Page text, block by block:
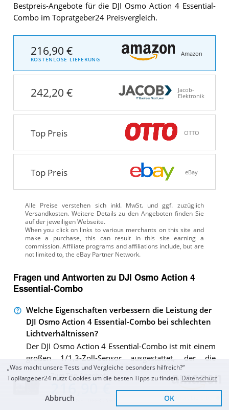
Zum Top Angebot
KOSTENLOSE LIEFERUNG Sofort Lieferbar
Bestpreis-Angebote für die DJI Osmo Action 4 Essential-
Combo im Topratgeber24 Preisvergleich.
216,90 €
KOSTENLOSE LIEFERUNG
Amazon
242,20 €
Jacob-
Elektronik
Top Preis OTTO
Top Preis eBay
Alle Preise verstehen sich inkl. MwSt. und ggf. zuzüglich
Versandkosten. Weitere Details zu den Angeboten finden Sie
auf der jeweiligen Webseite.
Fragen und Antworten zu DJI Osmo Action 4
Essential-Combo
Welche Eigenschaften verbessern die Leistung der
DJI Osmo Action 4 Essential-Combo bei schlechten
Lichtverhältnissen?
Der DJI Osmo Action 4 Essential-Combo ist mit einem
großen 1/1,3-Zoll-Sensor ausgestattet, der die
Bildqualität bei schlechten Lichtverhältnissen deutlich
verbessert. Dieser größere Sensor reduziert das
Bildrauschen und sorgt so für klarere und visuell
ansprechendere Aufnahmen, egal ob du nachts oder
„Was macht unsere Tests und Vergleiche besonders hilfreich?“
TopRatgeber24 nutzt Cookies um die besten Tipps zu finden. Datenschutz
Abbruch OK